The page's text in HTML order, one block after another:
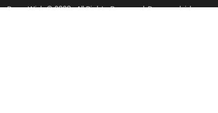
Dogs Wish © 2023 . All Rights Reserved. Desenvolvido por